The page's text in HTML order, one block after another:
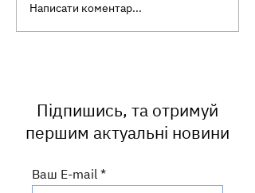
Ультраоброблені
продукти: що це таке та
Написати коментар...
Підпишись, та отримуй
першим актуальні новини
Ваш E-mail